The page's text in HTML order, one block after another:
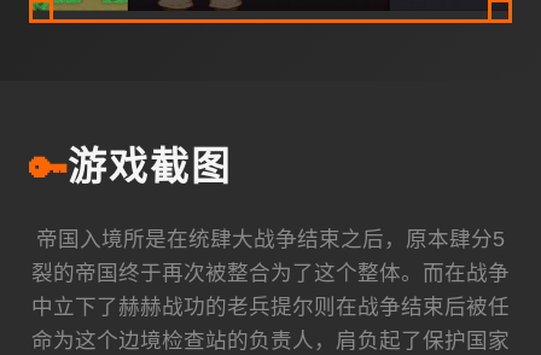
🔑游戏截图
帝国入境所是在统肆大战争结束之后，原本肆分5
裂的帝国终于再次被整合为了这个整体。而在战争
中立下了赫赫战功的老兵提尔则在战争结束后被任
命为这个边境检查站的负责人，肩负起了保护国家